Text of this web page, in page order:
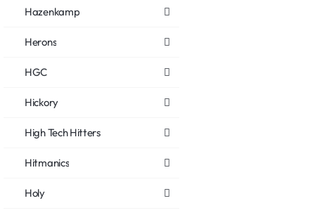
Hazenkamp
Herons
HGC
Hickory
High Tech Hitters
Hitmanics
Holy